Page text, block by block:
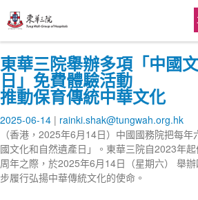
東華三院舉辦多項「中國
日」免費體驗活動
推動保育傳統中華文化
2025-06-14
rainki.shak@tungwah.org.hk
（香港，2025年6月14日）中國國務院把每
國文化和自然遺產日」。東華三院自2023年
周年之際，於2025年6月14日（星期六） 舉
步履行弘揚中華傳統文化的使命。